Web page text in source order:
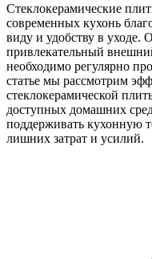
Стеклокерамические
современных кухонь
виду и удобству в уходе.
привлекательный
необходимо регулярно
статье мы рассмотрим
стеклокерамической
доступных домашних
поддерживать кухонную
лишних затрат и усилий.